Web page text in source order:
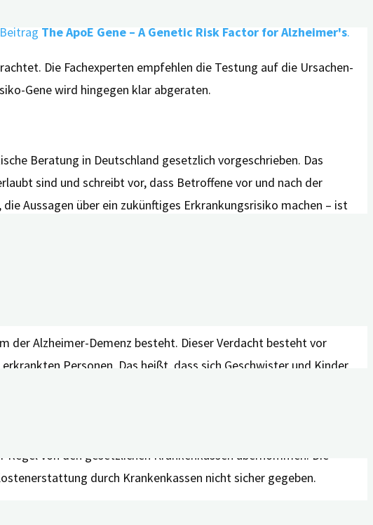
The ApoE Gene – A Genetic Risk Factor for Alzheimer's.
Die Fachexperten empfehlen die Testung auf die Ursachen-
Gene wird hingegen klar abgeraten.
Beratung in Deutschland gesetzlich vorgeschrieben. Das
sind und schreibt vor, dass Betroffene vor und nach der
Aussagen über ein zukünftiges Erkrankungsrisiko machen – ist
Befunde zu kennen (Recht auf Wissen), aber auch das Recht,
Webinar „
der Alzheimer-Demenz besteht. Dieser Verdacht besteht vor
Personen. Das heißt, dass sich Geschwister und Kinder
Demenz erkrankt ist – auch wenn sie selbst noch keine
erfolgen. In vielen Städten gibt es genetische
von den gesetzlichen Krankenkassen übernommen. Die
durch Krankenkassen nicht sicher gegeben.